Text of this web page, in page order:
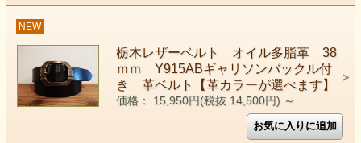
NEW
栃木レザーベルト オイル多脂革 38
ｍｍ Y915ABギャリソンバックル付
き 革ベルト【革カラーが選べます】
価格： 15,950円(税抜 14,500円) ～